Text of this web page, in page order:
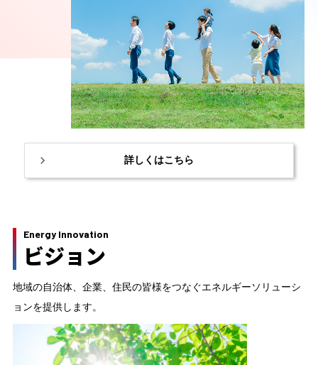
詳しくはこちら
Energy Innovation
ビジョン
地域の自治体、企業、住民の皆様をつなぐエネルギーソリューシ
ョンを提供します。